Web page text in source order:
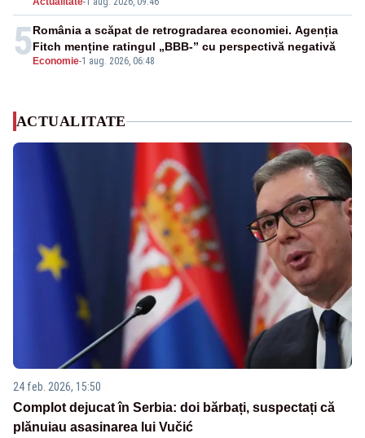
5 Economie-1 aug. 2026, 06:48
România a scăpat de retrogradarea economiei. Agenția
Fitch menține ratingul „BBB-” cu perspectivă negativă
ACTUALITATE
24 feb. 2026, 15:50
Complot dejucat în Serbia: doi bărbați, suspectați că
plănuiau asasinarea lui Vučić